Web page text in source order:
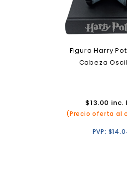
Figura Harry
Cabeza
$13.00 inc.
(Precio oferta al
PVP: $